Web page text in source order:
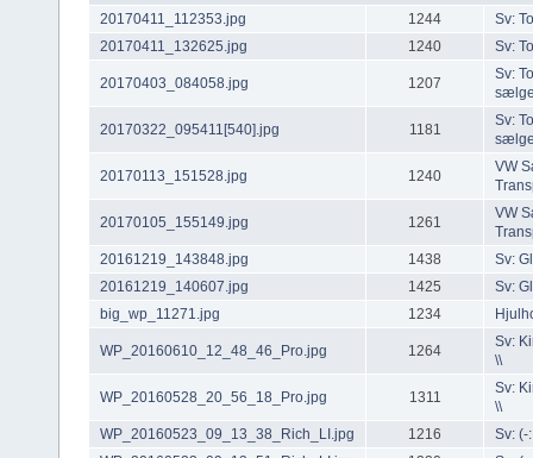
20170411_112353.jpg 1244
Sv:
20170411_132625.jpg
1240 Sv:
20170403_084058.jpg 1207
Sv:
20170322_095411[540].jpg 1181
Sv:
20170113_151528.jpg 1240
VW
20170105_155149.jpg 1261
VW
20161219_143848.jpg
1438
Sv:
20161219_140607.jpg
1425
Sv:
big_wp_11271.jpg
1234
WP_20160610_12_48_46_Pro.jpg 1264
Sv:
\\
WP_20160528_20_56_18_Pro.jpg 1311
Sv:
\\
WP_20160523_09_13_38_Rich_LI.jpg
1216
Sv: (-